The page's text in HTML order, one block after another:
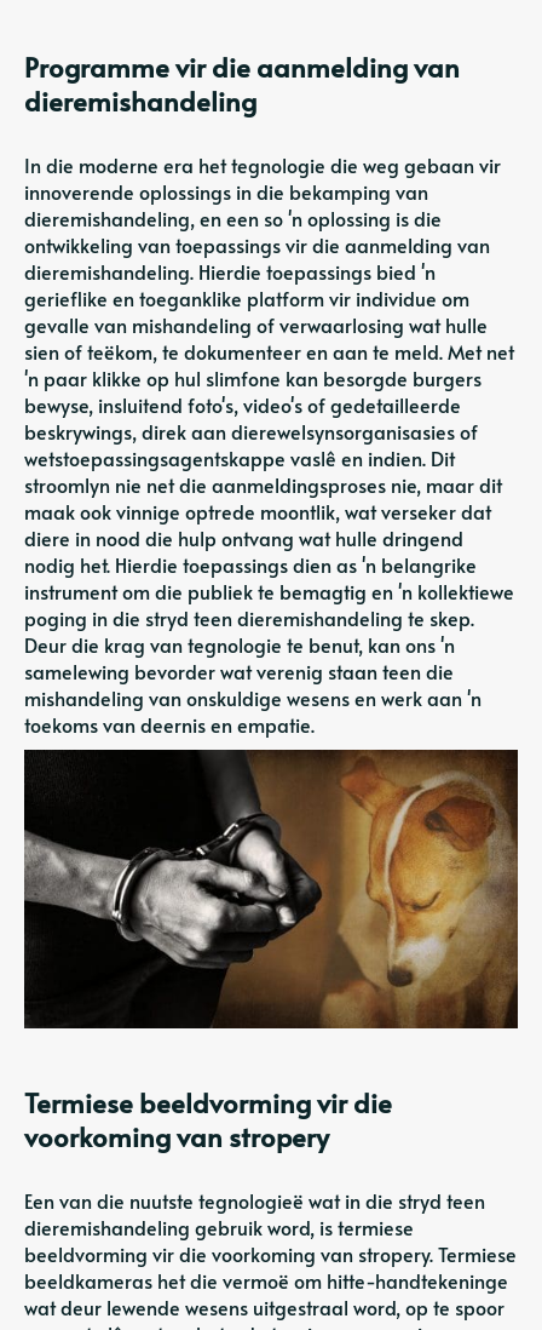
Programme vir die aanmelding van
dieremishandeling
In die moderne era het tegnologie die weg gebaan vir
innoverende oplossings in die bekamping van
dieremishandeling, en een so 'n oplossing is die
ontwikkeling van toepassings vir die aanmelding van
dieremishandeling. Hierdie toepassings bied 'n
gerieflike en toeganklike platform vir individue om
gevalle van mishandeling of verwaarlosing wat hulle
sien of teëkom, te dokumenteer en aan te meld. Met net
'n paar klikke op hul slimfone kan besorgde burgers
bewyse, insluitend foto's, video's of gedetailleerde
beskrywings, direk aan dierewelsynsorganisasies of
wetstoepassingsagentskappe vaslê en indien. Dit
stroomlyn nie net die aanmeldingsproses nie, maar dit
maak ook vinnige optrede moontlik, wat verseker dat
diere in nood die hulp ontvang wat hulle dringend
nodig het. Hierdie toepassings dien as 'n belangrike
instrument om die publiek te bemagtig en 'n kollektiewe
poging in die stryd teen dieremishandeling te skep.
Deur die krag van tegnologie te benut, kan ons 'n
samelewing bevorder wat verenig staan ​​teen die
mishandeling van onskuldige wesens en werk aan 'n
toekoms van deernis en empatie.
Termiese beeldvorming vir die
voorkoming van stropery
Een van die nuutste tegnologieë wat in die stryd teen
dieremishandeling gebruik word, is termiese
beeldvorming vir die voorkoming van stropery. Termiese
beeldkameras het die vermoë om hitte-handtekeninge
wat deur lewende wesens uitgestraal word, op te spoor